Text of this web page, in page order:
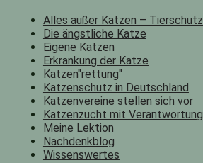
Alles außer Katzen – Tierschutz
Die ängstliche Katze
Eigene Katzen
Erkrankung der Katze
Katzen"rettung"
Katzenschutz in Deutschland
Katzenvereine stellen sich vor
Katzenzucht mit Verantwortung
Meine Lektion
Nachdenkblog
Wissenswertes